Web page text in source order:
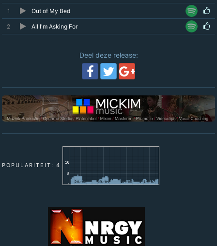
1 Out of My Bed
2 All I'm Asking For
Deel deze release:
POPULARITEIT: 4